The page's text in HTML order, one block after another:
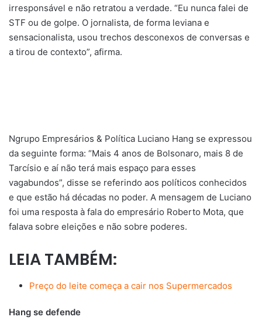
irresponsável e não retratou a verdade. “Eu nunca falei de
STF ou de golpe. O jornalista, de forma leviana e
sensacionalista, usou trechos desconexos de conversas e
a tirou de contexto”, afirma.
Ngrupo Empresários & Política Luciano Hang se expressou
da seguinte forma: “Mais 4 anos de Bolsonaro, mais 8 de
Tarcísio e aí não terá mais espaço para esses
vagabundos”, disse se referindo aos políticos conhecidos
e que estão há décadas no poder. A mensagem de Luciano
foi uma resposta à fala do empresário Roberto Mota, que
falava sobre eleições e não sobre poderes.
LEIA TAMBÉM:
Preço do leite começa a cair nos Supermercados
Hang se defende